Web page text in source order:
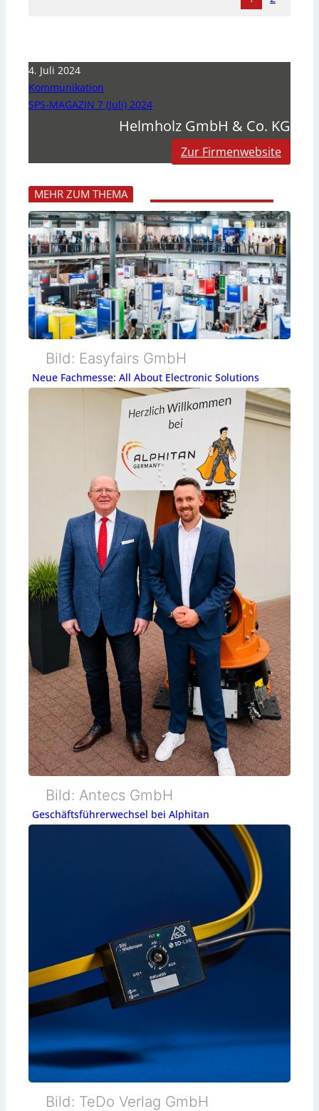
4. Juli 2024
Kommunikation
SPS-MAGAZIN 7 (Juli) 2024
Helmholz GmbH & Co. KG
Zur Firmenwebsite
MEHR ZUM THEMA
Bild: Easyfairs GmbH
Neue Fachmesse: All About Electronic Solutions
Bild: Antecs GmbH
Geschäftsführerwechsel bei Alphitan
Bild: TeDo Verlag GmbH